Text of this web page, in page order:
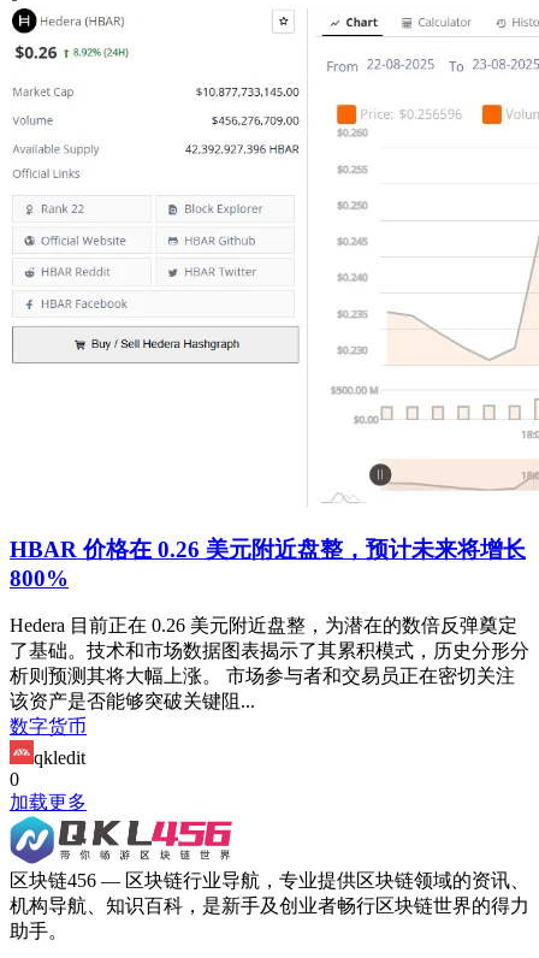
HBAR 价格在 0.26 美元附近盘整，预计未来将增长
800%
Hedera 目前正在 0.26 美元附近盘整，为潜在的数倍反弹奠定
了基础。技术和市场数据图表揭示了其累积模式，历史分形分
析则预测其将大幅上涨。 市场参与者和交易员正在密切关注
该资产是否能够突破关键阻...
数字货币
qkledit
0
加载更多
区块链456 — 区块链行业导航，专业提供区块链领域的资讯、
机构导航、知识百科，是新手及创业者畅行区块链世界的得力
助手。